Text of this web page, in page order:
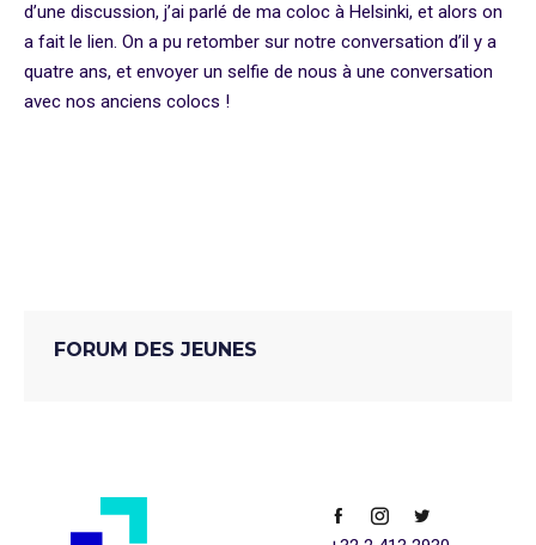
d’une discussion, j’ai parlé de ma coloc à Helsinki, et alors on
a fait le lien. On a pu retomber sur notre conversation d’il y a
quatre ans, et envoyer un selfie de nous à une conversation
avec nos anciens colocs !
FORUM DES JEUNES